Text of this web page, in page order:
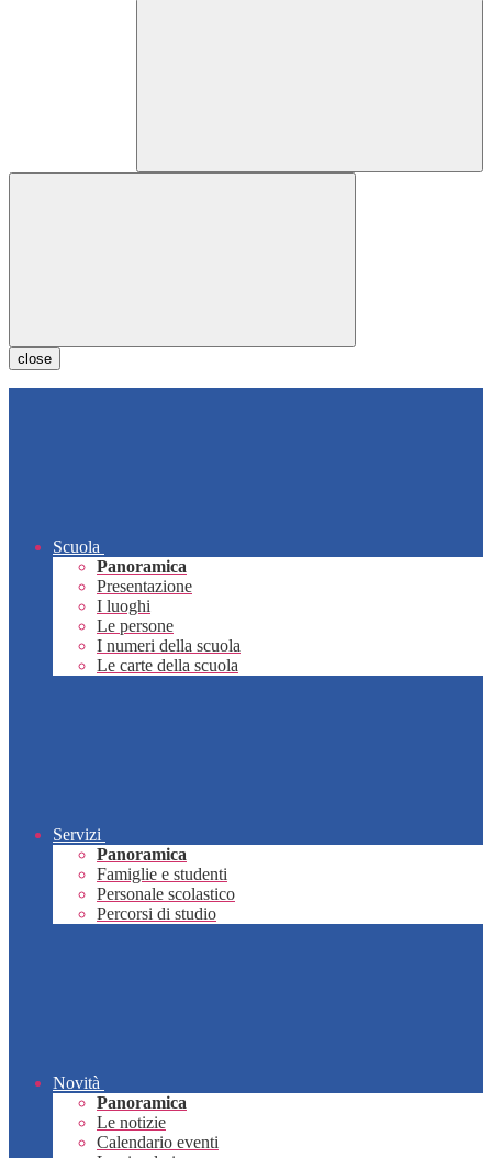
close
Scuola
Panoramica
Presentazione
I luoghi
Le persone
I numeri della scuola
Le carte della scuola
Servizi
Panoramica
Famiglie e studenti
Personale scolastico
Percorsi di studio
Novità
Panoramica
Le notizie
Calendario eventi